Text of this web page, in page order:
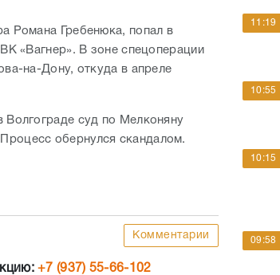
Романа Гребенюка, попал в
«Вагнер». В зоне спецоперации
на-Дону, откуда в апреле
суд по Мелконяну
обернулся скандалом.
Комментарии
+7 (937) 55-66-102
11:19
10:55
10:15
09:58